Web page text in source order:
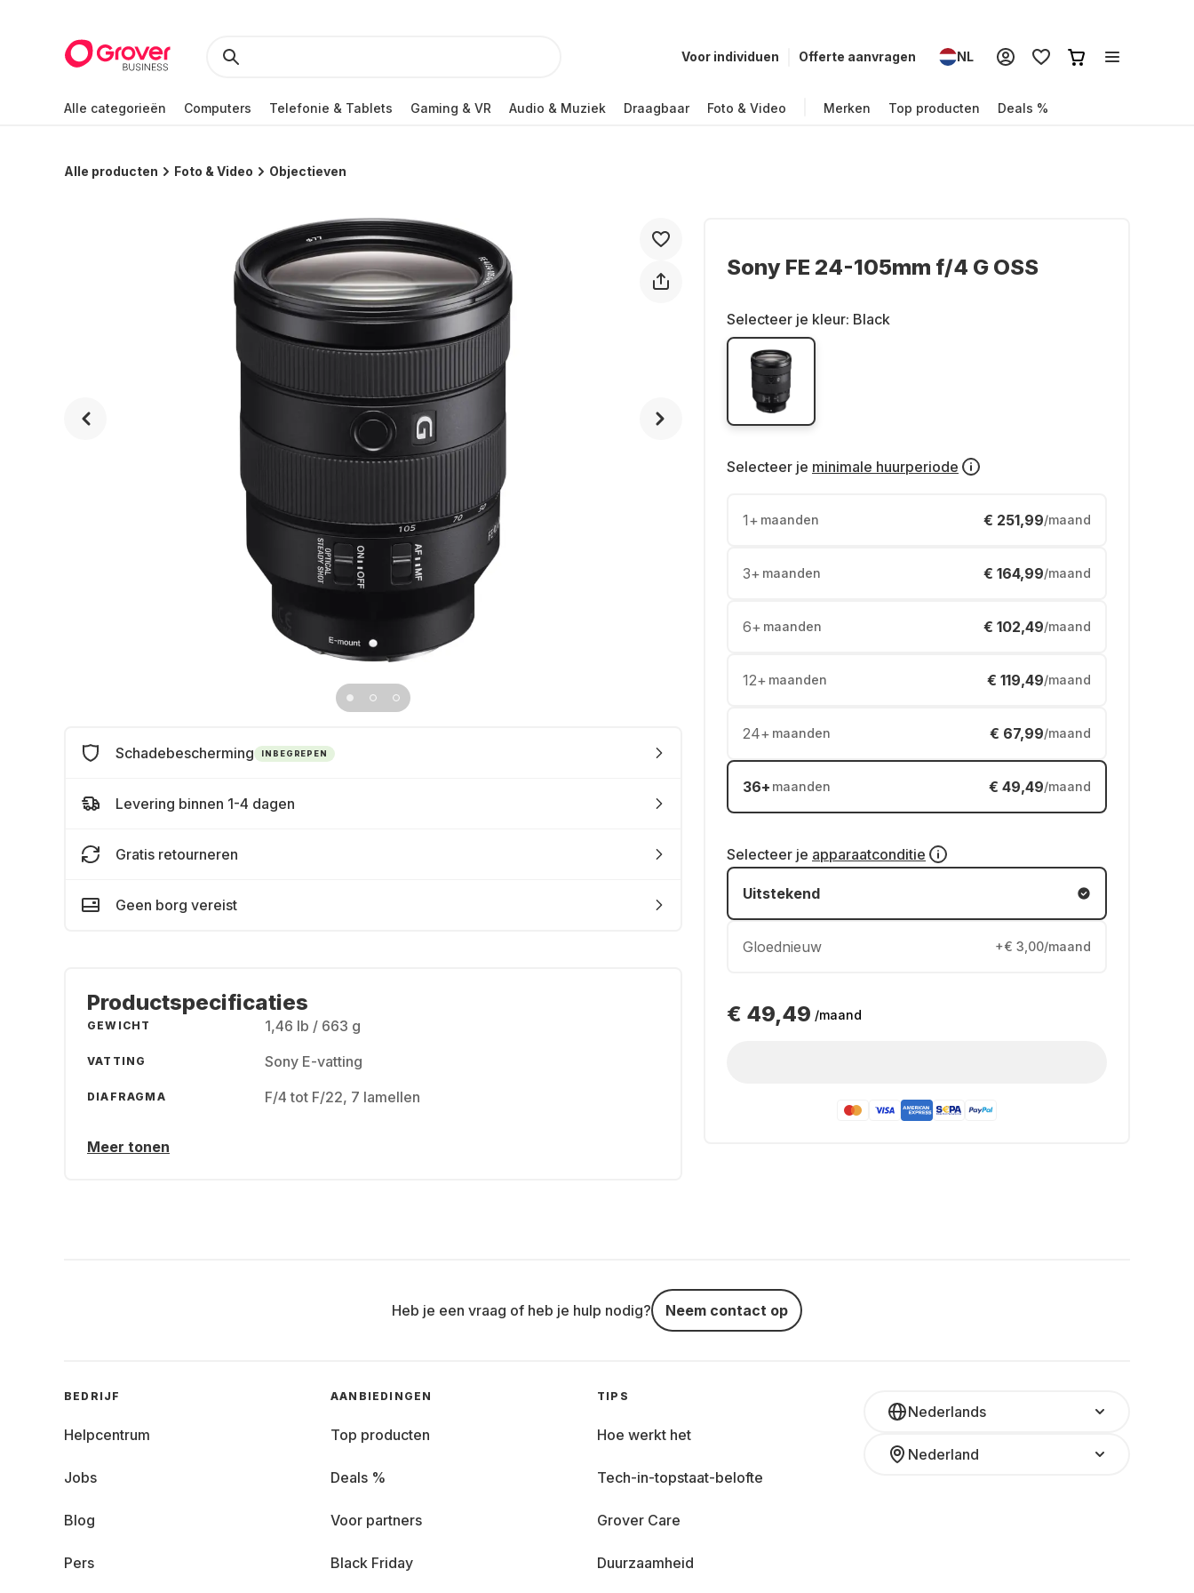
Voor individuen Offerte aanvragen NL
Alle categorieën Computers Telefonie & Tablets Gaming & VR Audio & Muziek Draagbaar Foto & Video Merken Top producten Deals %
Alle producten Foto & Video Objectieven
Sony FE 24-105mm f/4 G OSS
Selecteer je kleur: Black
Selecteer je minimale huurperiode
1+ maanden € 251,99/maand
3+ maanden € 164,99/maand
6+ maanden € 102,49/maand
12+ maanden € 119,49/maand
24+ maanden € 67,99/maand
36+ maanden € 49,49/maand
Selecteer je apparaatconditie
Uitstekend
Gloednieuw +€ 3,00/maand
€ 49,49 /maand
Schadebescherming INBEGREPEN
Levering binnen 1-4 dagen
Gratis retourneren
Geen borg vereist
Productspecificaties
GEWICHT 1,46 lb / 663 g
VATTING Sony E-vatting
DIAFRAGMA F/4 tot F/22, 7 lamellen
Meer tonen
Heb je een vraag of heb je hulp nodig? Neem contact op
Nederlands
Nederland
BEDRIJF
Helpcentrum
Jobs
Blog
Pers
AANBIEDINGEN
Top producten
Deals %
Voor partners
Black Friday
TIPS
Hoe werkt het
Tech-in-topstaat-belofte
Grover Care
Duurzaamheid